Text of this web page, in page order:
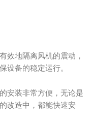
效地隔离风机的震动，
设备的稳定运行。
安装非常方便，无论是
改造中，都能快速安